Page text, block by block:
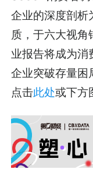
企业的深度剖析
质，于六大视
业报告将成为消
企业突破存量困
点击此处或下方